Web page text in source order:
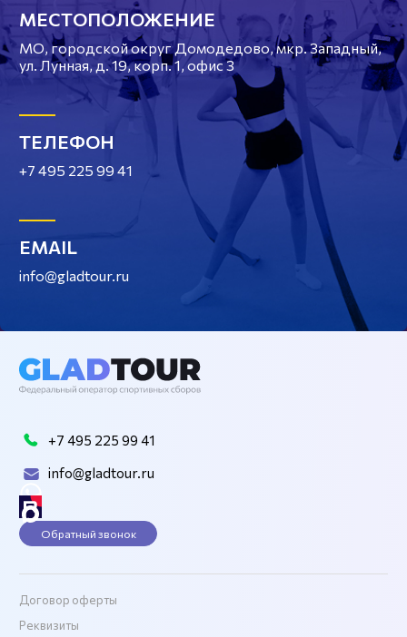
МЕСТОПОЛОЖЕНИЕ
МО, городской округ Домодедово, мкр. Западный,
ул. Лунная, д. 19, корп. 1, офис 3
ТЕЛЕФОН
+7 495 225 99 41
EMAIL
info@gladtour.ru
+7 495 225 99 41
info@gladtour.ru
Обратный звонок
Договор оферты
Реквизиты